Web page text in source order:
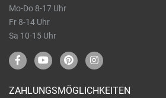
Mo-Do 8-17 Uhr
Fr 8-14 Uhr
Sa 10-15 Uhr
ZAHLUNGSMÖGLICHKEITEN